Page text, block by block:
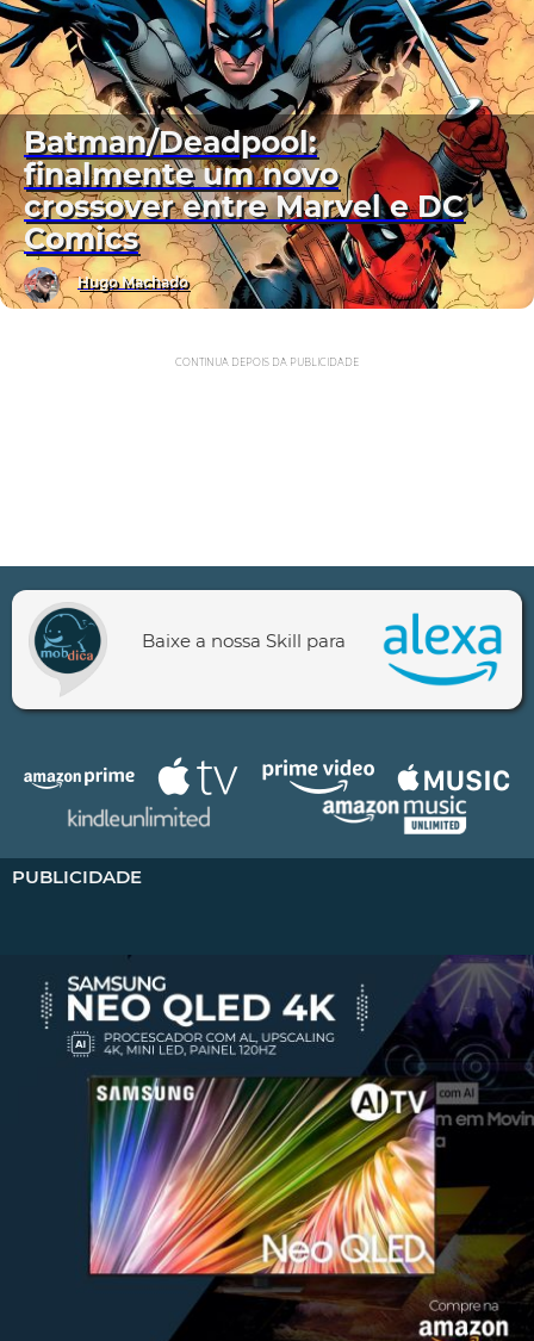
Batman/Deadpool:
finalmente um novo
crossover entre Marvel e DC
Comics
Hugo Machado
CONTINUA DEPOIS DA PUBLICIDADE
Baixe a nossa Skill para
PUBLICIDADE